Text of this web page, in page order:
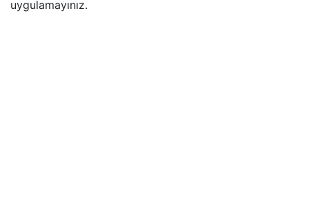
uygulamayınız.